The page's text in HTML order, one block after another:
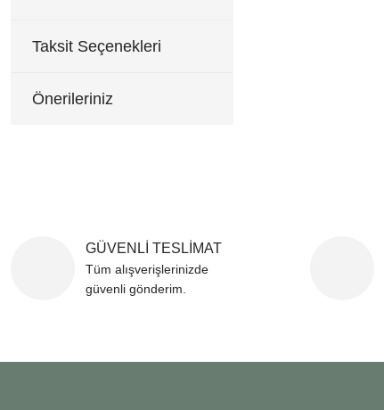
Taksit Seçenekleri
Önerileriniz
GÜVENLİ TESLİMAT
Tüm alışverişlerinizde
güvenli gönderim.